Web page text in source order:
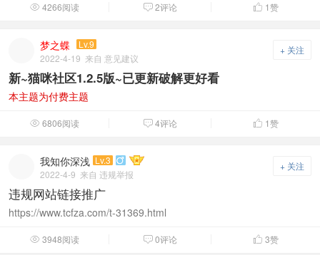
 4266阅读  2评论  1赞
+ 关注
梦之蝶
Lv.9
2022-4-19 来自 意见建议
新~猫咪社区1.2.5版~已更新破解更好看
本主题为付费主题
 6806阅读  4评论  1赞
+ 关注
我知你深浅 Lv.3 
2022-4-9 来自 违规举报
违规网站链接推广
https://www.tcfza.com/t-31369.html
 3948阅读  0评论  3赞